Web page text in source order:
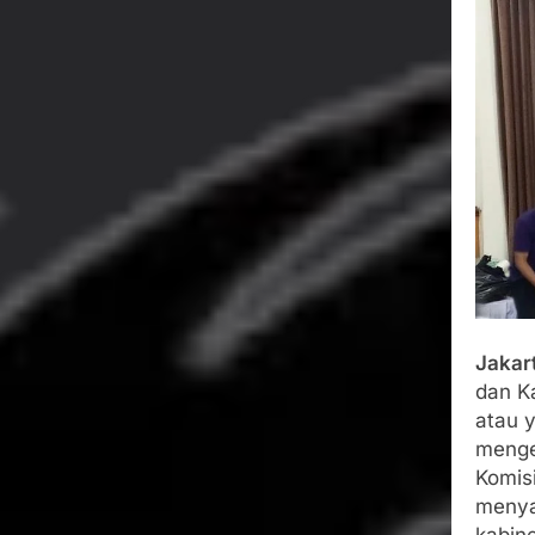
Wujud
Sentosa 2 ke
Agustus 5, 2026
SMA Negeri
Bertentangan
Agustus 4, 2026
Ketua
Agustus 3, 2026
Menjalin
Agustus 3, 2026
dan
atau